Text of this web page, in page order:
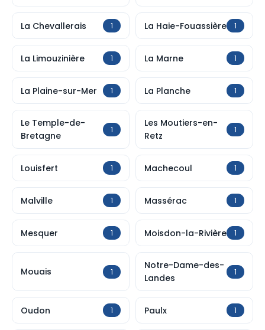
La Chevallerais 1 La Haie-Fouassière 1
La Limouzinière 1 La Marne 1
La Plaine-sur-Mer 1 La Planche 1
Le Temple-de-
Bretagne
1
Les Moutiers-en-
Retz
1
Louisfert 1 Machecoul 1
Malville 1 Massérac 1
Mesquer 1 Moisdon-la-Rivière 1
Mouais 1
Notre-Dame-des-
Landes
1
Oudon 1 Paulx 1